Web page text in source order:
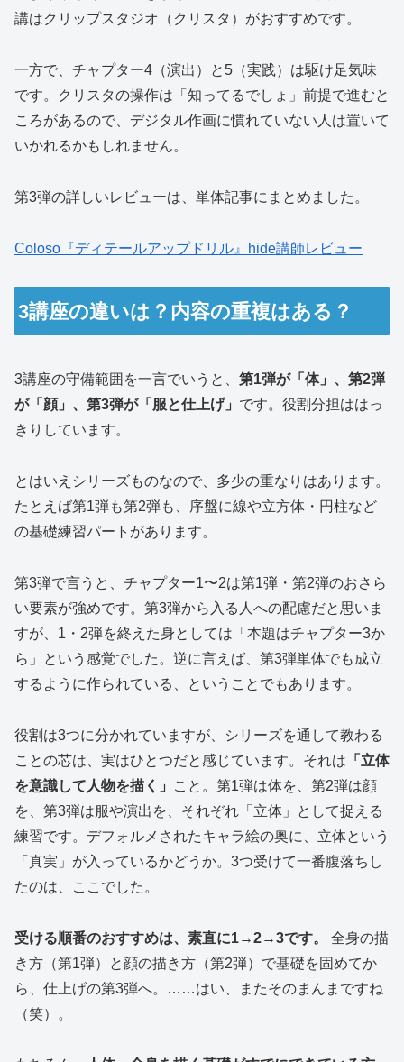
講はクリップスタジオ（クリスタ）がおすすめです。
一方で、チャプター4（演出）と5（実践）は駆け足気味
です。クリスタの操作は「知ってるでしょ」前提で進むと
ころがあるので、デジタル作画に慣れていない人は置いて
いかれるかもしれません。
第3弾の詳しいレビューは、単体記事にまとめました。
Coloso『ディテールアップドリル』hide講師レビュー
3講座の違いは？内容の重複はある？
3講座の守備範囲を一言でいうと、 第1弾が「体」、第2弾
が「顔」、第3弾が「服と仕上げ」 です。役割分担ははっ
きりしています。
とはいえシリーズものなので、多少の重なりはあります。
たとえば第1弾も第2弾も、序盤に線や立方体・円柱など
の基礎練習パートがあります。
第3弾で言うと、チャプター1〜2は第1弾・第2弾のおさら
い要素が強めです。第3弾から入る人への配慮だと思いま
すが、1・2弾を終えた身としては「本題はチャプター3か
ら」という感覚でした。逆に言えば、第3弾単体でも成立
するように作られている、ということでもあります。
役割は3つに分かれていますが、シリーズを通して教わる
ことの芯は、実はひとつだと感じています。それは 「立体
を意識して人物を描く」
こと。第1弾は体を、第2弾は顔
を、第3弾は服や演出を、それぞれ「立体」として捉える
練習です。デフォルメされたキャラ絵の奥に、立体という
「真実」が入っているかどうか。3つ受けて一番腹落ちし
たのは、ここでした。
受ける順番のおすすめは、素直に1→2→3です。
全身の描
き方（第1弾）と顔の描き方（第2弾）で基礎を固めてか
ら、仕上げの第3弾へ。……はい、またそのまんまですね
（笑）。